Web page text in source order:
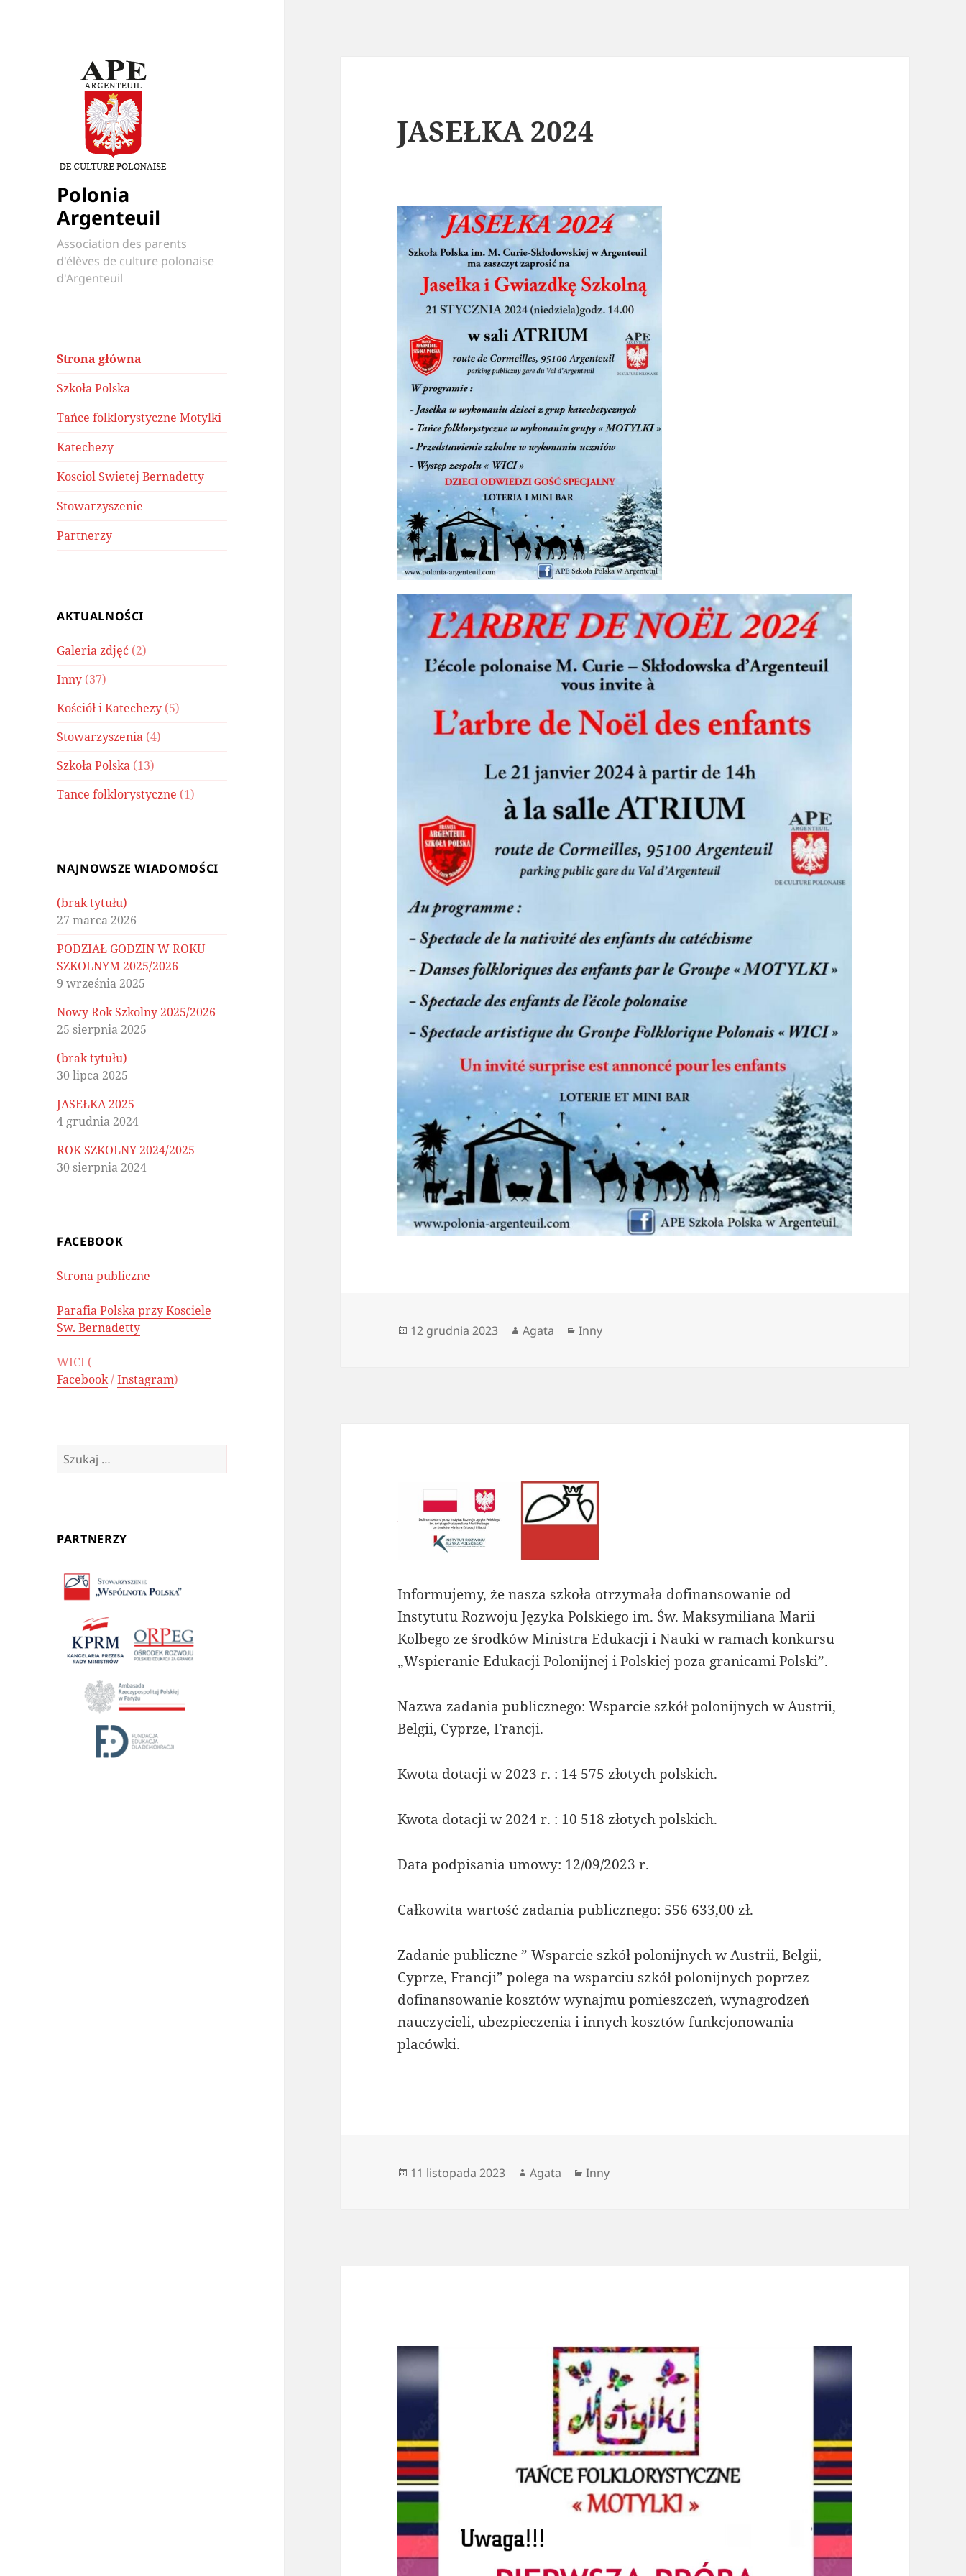
Polonia
Argenteuil
Association des parents
d'élèves de culture polonaise
d'Argenteuil
Strona główna
Szkoła Polska
Tańce folklorystyczne Motylki
Katechezy
Kosciol Swietej Bernadetty
Stowarzyszenie
Partnerzy
AKTUALNOŚCI
Galeria zdjęć (2)
Inny (37)
Kościół i Katechezy (5)
Stowarzyszenia (4)
Szkoła Polska (13)
Tance folklorystyczne (1)
NAJNOWSZE WIADOMOŚCI
(brak tytułu)
27 marca 2026
PODZIAŁ GODZIN W ROKU
SZKOLNYM 2025/2026
9 września 2025
Nowy Rok Szkolny 2025/2026
25 sierpnia 2025
(brak tytułu)
30 lipca 2025
JASEŁKA 2025
4 grudnia 2024
ROK SZKOLNY 2024/2025
30 sierpnia 2024
FACEBOOK
Strona publiczne
Parafia Polska przy Kosciele
Sw. Bernadetty
WICI (
Facebook/Instagram)
Szukaj:
PARTNERZY
JASEŁKA 2024
Data
12 grudnia 2023 Autor
Agata Kategorie
Inny
Informujemy, że nasza szkoła otrzymała dofinansowanie od
Instytutu Rozwoju Języka Polskiego im. Św. Maksymiliana Marii
Kolbego ze środków Ministra Edukacji i Nauki w ramach konkursu
„Wspieranie Edukacji Polonijnej i Polskiej poza granicami Polski”.
Nazwa zadania publicznego: Wsparcie szkół polonijnych w Austrii,
Belgii, Cyprze, Francji.
Kwota dotacji w 2023 r. : 14 575 złotych polskich.
Kwota dotacji w 2024 r. : 10 518 złotych polskich.
Data podpisania umowy: 12/09/2023 r.
Całkowita wartość zadania publicznego: 556 633,00 zł.
Zadanie publiczne ” Wsparcie szkół polonijnych w Austrii, Belgii,
Cyprze, Francji” polega na wsparciu szkół polonijnych poprzez
dofinansowanie kosztów wynajmu pomieszczeń, wynagrodzeń
nauczycieli, ubezpieczenia i innych kosztów funkcjonowania
placówki.
Data
11 listopada 2023 Autor
Agata Kategorie
Inny